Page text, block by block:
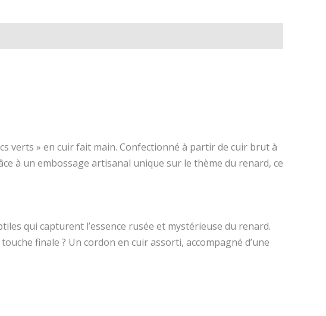
verts » en cuir fait main. Confectionné à partir de cuir brut à
à un embossage artisanal unique sur le thème du renard, ce
qui capturent l’essence rusée et mystérieuse du renard.
finale ? Un cordon en cuir assorti, accompagné d’une